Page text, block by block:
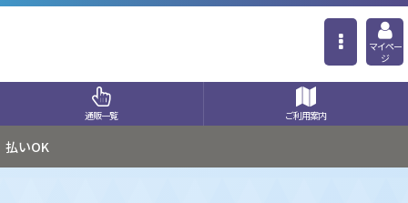
マイペー
ジ
通販一覧 ご利用案内
払いOK